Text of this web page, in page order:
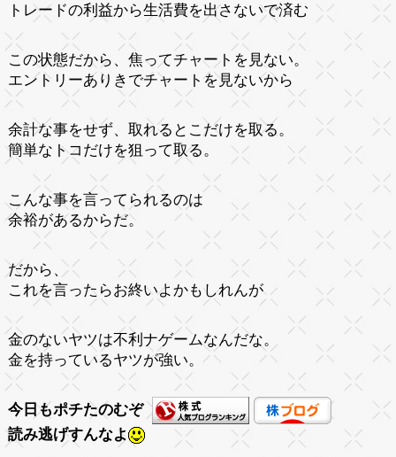
トレードの利益から生活費を出さないで済む
この状態だから、焦ってチャートを見ない。
エントリーありきでチャートを見ないから
余計な事をせず、取れるとこだけを取る。
簡単なトコだけを狙って取る。
こんな事を言ってられるのは
余裕があるからだ。
だから、
これを言ったらお終いよかもしれんが
金のないヤツは不利ナゲームなんだな。
金を持っているヤツが強い。
今日もポチたのむぞ
読み逃げすんなよ